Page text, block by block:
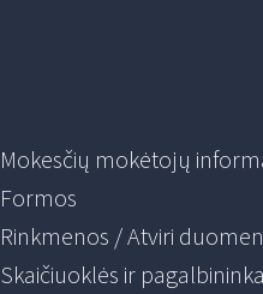
Mokesčių mokėtojų
Formos
Rinkmenos / Atviri
Skaičiuoklės ir